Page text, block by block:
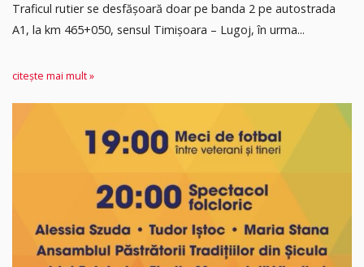
Traficul rutier se desfășoară doar pe banda 2 pe autostrada
A1, la km 465+050, sensul Timişoara – Lugoj, în urma...
citește mai mult »